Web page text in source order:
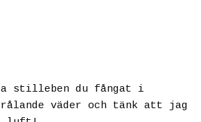
stilleben du fångat i
väder och tänk att jag